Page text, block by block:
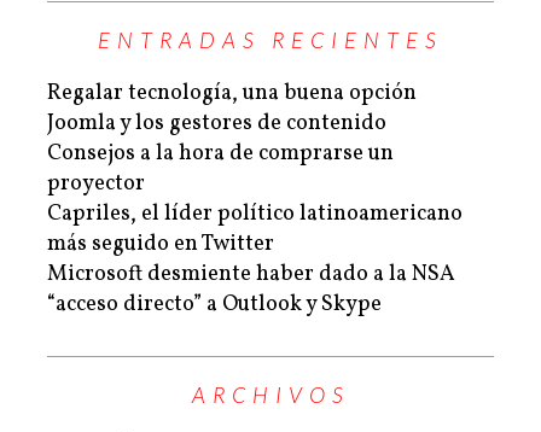
ENTRADAS RECIENTES
Regalar tecnología, una buena opción
Joomla y los gestores de contenido
Consejos a la hora de comprarse un
proyector
Capriles, el líder político latinoamericano
más seguido en Twitter
Microsoft desmiente haber dado a la NSA
“acceso directo” a Outlook y Skype
ARCHIVOS